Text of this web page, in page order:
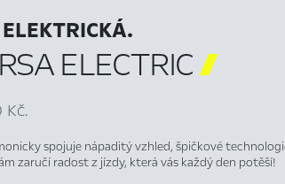
ELECTRIC
spojuje nápaditý vzhled, špičkové
zaručí radost z jízdy, která vás každý den potěší!